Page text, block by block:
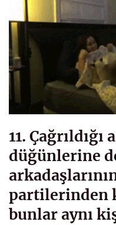
11.
düğünlerine
partilerinden
bunlar aynı